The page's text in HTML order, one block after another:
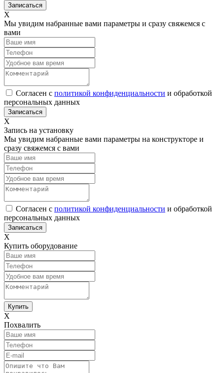
Х
Мы увидим набранные вами параметры и сразу свяжемся с
вами
Согласен с политикой конфиденциальности и обработкой
персональных данных
Х
Запись на установку
Мы увидим набранные вами параметры на конструкторе и
сразу свяжемся с вами
Согласен с политикой конфиденциальности и обработкой
персональных данных
Х
Купить оборудование
Х
Похвалить